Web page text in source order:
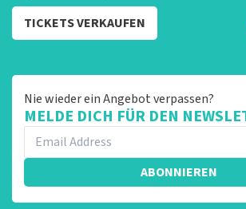
TICKETS VERKAUFEN
Nie wieder ein Angebot verpassen?
MELDE DICH FÜR DEN
ABONNIEREN